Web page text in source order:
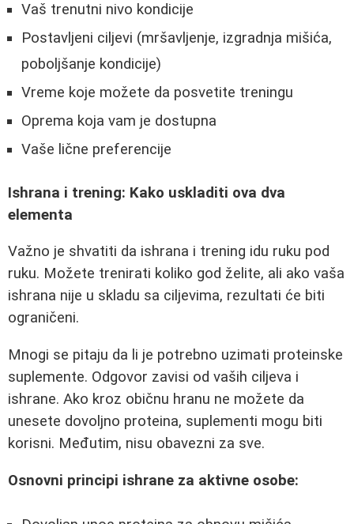
Vaš trenutni nivo kondicije
Postavljeni ciljevi (mršavljenje, izgradnja mišića,
poboljšanje kondicije)
Vreme koje možete da posvetite treningu
Oprema koja vam je dostupna
Vaše lične preferencije
Ishrana i trening: Kako uskladiti ova dva
elementa
Važno je shvatiti da ishrana i trening idu ruku pod
ruku. Možete trenirati koliko god želite, ali ako vaša
ishrana nije u skladu sa ciljevima, rezultati će biti
ograničeni.
Mnogi se pitaju da li je potrebno uzimati proteinske
suplemente. Odgovor zavisi od vaših ciljeva i
ishrane. Ako kroz običnu hranu ne možete da
unesete dovoljno proteina, suplementi mogu biti
korisni. Međutim, nisu obavezni za sve.
Osnovni principi ishrane za aktivne osobe: